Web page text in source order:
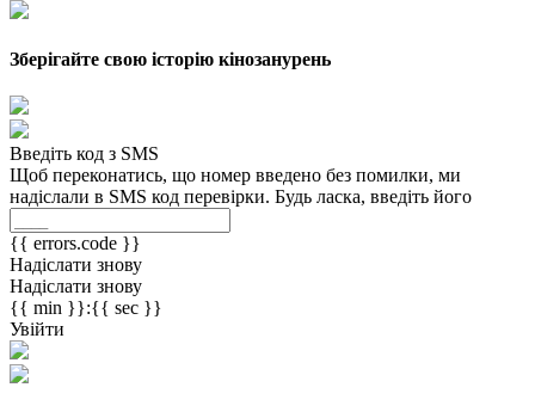
Зберігайте свою історію кінозанурень
Введіть код з SMS
Щоб переконатись, що номер введено без помилки, ми
надіслали в SMS код перевірки. Будь ласка, введіть його
{{ errors.code }}
Надіслати знову
Надіслати знову
{{ min }}:{{ sec }}
Увійти